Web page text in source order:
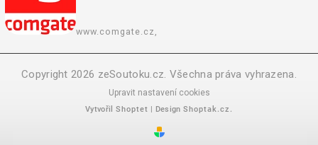
www.comgate.cz,
Copyright 2026 zeSoutoku.cz. Všechna práva vyhrazena.
Upravit nastavení cookies
Vytvořil Shoptet | Design Shoptak.cz.